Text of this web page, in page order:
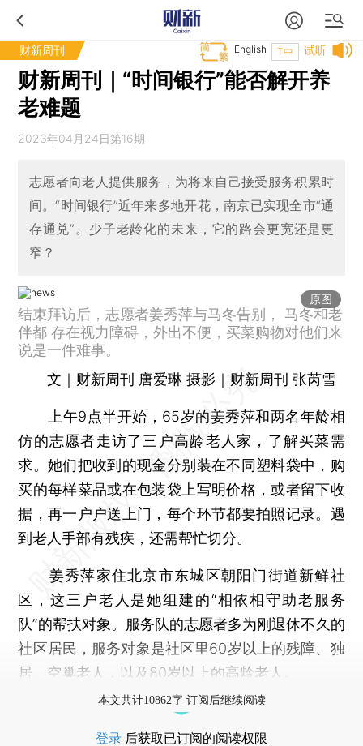
财新周刊 试听
T中
English
财新周刊｜“时间银行”能否解开养
老难题
2023年04月24日第16期
志愿者向老人提供服务，为将来自己接受服务积累时
间。“时间银行”近年来多地开花，南京已实现全市“通
存通兑”。少子老龄化的未来，它的路会更宽还是更
窄？
原图
结束拜访后，志愿者姜秀萍与马冬告别， 马冬和老
伴都 存在视力障碍，外出不便，买菜购物对他们来
说是一件难事。
文｜财新周刊 唐爱琳 摄影｜财新周刊 张芮雪
上午9点半开始，65岁的姜秀萍和两名年龄相
仿的志愿者走访了三户高龄老人家，了解买菜需
求。她们把收到的现金分别装在不同塑料袋中，购
买的每样菜品或在包装袋上写明价格，或者留下收
据，再一户户送上门，每个环节都要拍照记录。遇
到老人手部有残疾，还需帮忙切分。
姜秀萍家住北京市东城区朝阳门街道新鲜社
区，这三户老人是她组建的“相依相守助老服务
队”的帮扶对象。服务队的志愿者多为刚退休不久的
社区居民，服务对象是社区里60岁以上的残障、独
居、空巢老人，以及80岁以上的高龄老人。
本文共计10862字 订阅后继续阅读
登录 后获取已订阅的阅读权限